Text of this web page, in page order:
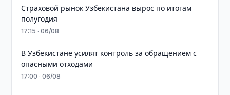
Страховой рынок Узбекистана вырос по итогам
полугодия
17:15 · 06/08
В Узбекистане усилят контроль за обращением с
опасными отходами
17:00 · 06/08